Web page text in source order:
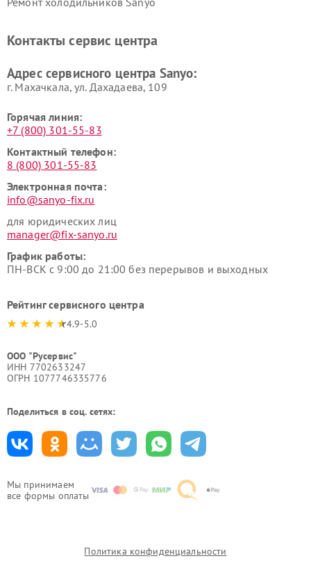
Мы принимаем
все формы оплаты
Контакты сервис центра
Адрес сервисного центра Sanyo:
г. Махачкала, ул. Дахадаева, 109
Горячая линия:
+7 (800) 301-55-83
Контактный телефон:
8 (800) 301-55-83
Электронная почта:
info@sanyo-fix.ru
для юридических лиц
manager@fix-sanyo.ru
График работы:
ПН-ВСК с 9:00 до 21:00 без перерывов и выходных
Рейтинг сервисного центра
4.9-5.0
ООО "Русервис"
ИНН 7702633247
ОГРН 1077746335776
Поделиться в соц. сетях:
Политика конфиденциальности